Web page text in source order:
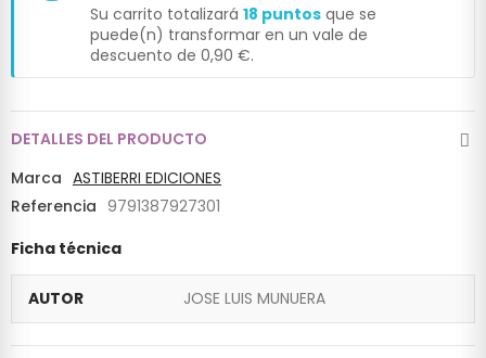
Su carrito totalizará 18 puntos que se
puede(n) transformar en un vale de
descuento de 0,90 €.
DETALLES DEL PRODUCTO
Marca ASTIBERRI EDICIONES
Referencia 9791387927301
Ficha técnica
AUTOR JOSE LUIS MUNUERA